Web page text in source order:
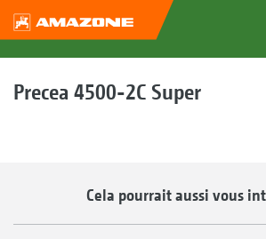
Precea 4500-2C Super
Cela pourrait aussi vous